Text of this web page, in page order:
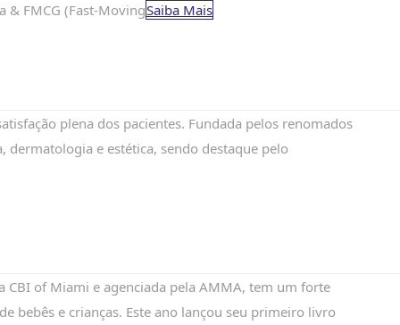
& FMCG (Fast-MovingSaiba Mais
plena dos pacientes. Fundada pelos renomados
e estética, sendo destaque pelo
CBI of Miami e agenciada pela AMMA, tem um forte
bebês e crianças. Este ano lançou seu primeiro livro